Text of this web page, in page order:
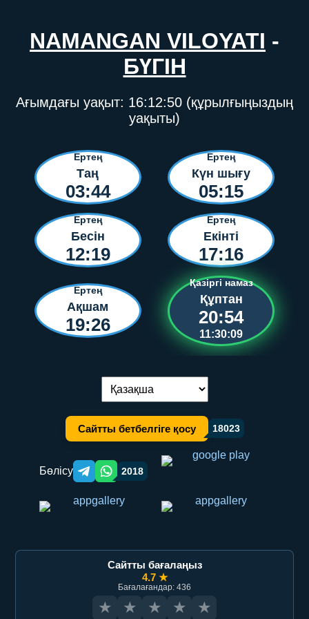
NAMANGAN VILOYATI -
БҮГІН
Ағымдағы уақыт: 16:12:50 (құрылғыңыздың
уақыты)
Ертең
Таң
03:44
Ертең
Күн шығу
05:15
Ертең
Бесін
12:19
Ертең
Екінті
17:16
Ертең
Ақшам
19:26
Қазіргі намаз
Құптан
20:54
11:30:09
Тілді ауыстыру:
Сайтты бетбелгіге қосу 18023
Бөлісу Telegram orqali ulashish
WhatsApp orqali ulashish
2018
Сайтты бағалаңыз
4.7 ★
Бағалағандар: 436
★ ★ ★ ★ ★